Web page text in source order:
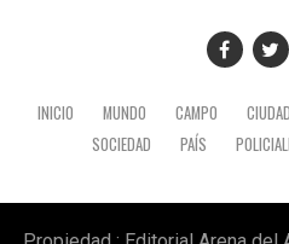
INICIO MUNDO CAMPO CIUDAD
SOCIEDAD
PAÍS